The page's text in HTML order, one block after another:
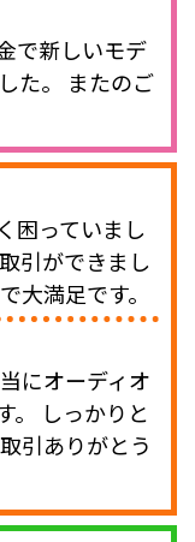
で新しいモデ
た。 またのご
困っていまし
引ができまし
大満足です。
にオーディオ
。 しっかりと
引ありがとう